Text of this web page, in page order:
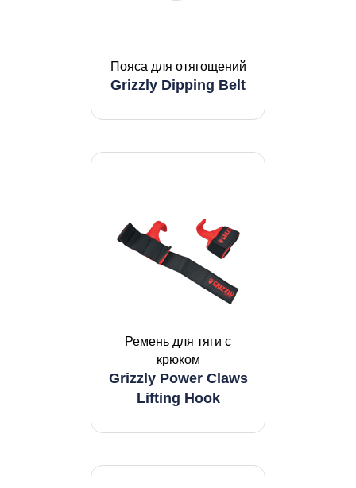
Пояса для отягощений
Grizzly Dipping Belt
Ремень для тяги с
крюком
Grizzly Power Claws
Lifting Hook